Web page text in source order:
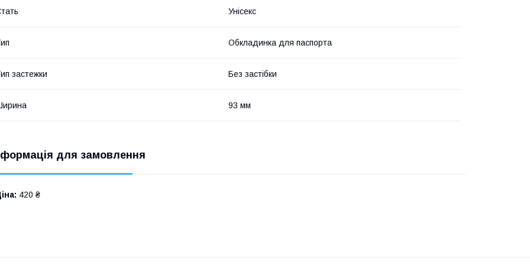
Унісекс
Обкладинка для паспорта
застежки Без застібки
93 мм
для замовлення
420 ₴